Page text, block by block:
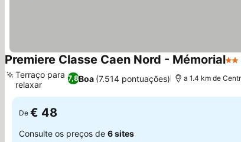
Premiere Classe Caen Nord - Mémorial2
7,8Boa (7.514 pontuações)
Terraço para
relaxar
a 1.4 km de
De € 48
Consulte os preços de 6 sites